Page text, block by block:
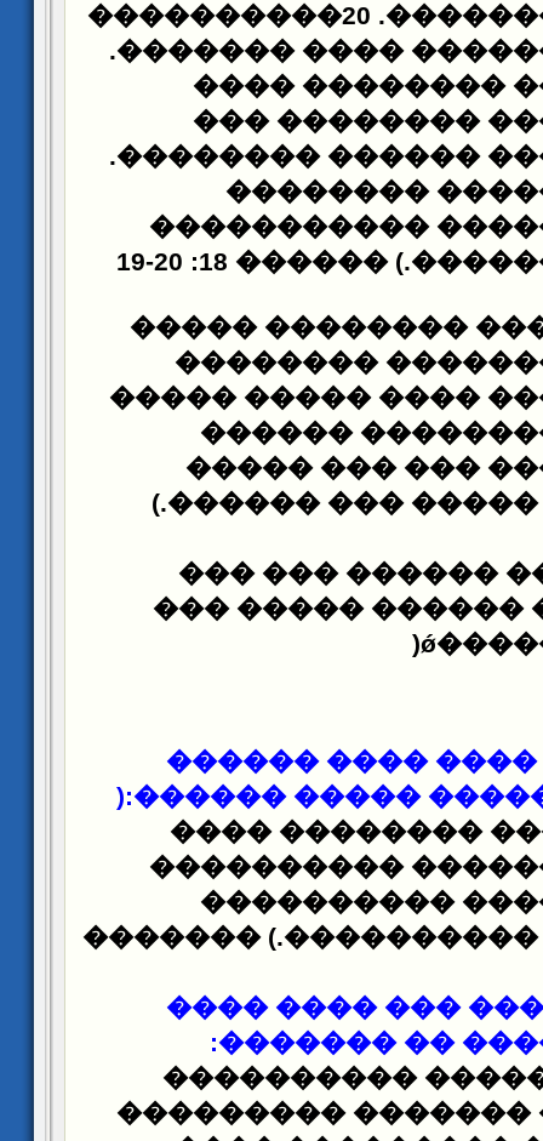
��������� �������. 20����������
�������
�������.
�������� ���
������ ������
������ ��������.
�����
������� �������
�������.) ������ 18:
������ �����
�����������
���� �������� ����
��������
�������� ����
���������� �����
��� �����
���� ���� ��
)
����� ��� ����
������ �����
):
������� ����
�������
������
����������
����� ������
������� ��
:
���� ���������
������
���������